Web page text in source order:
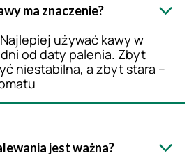
ma znaczenie?
używać kawy w
od daty palenia. Zbyt
niestabilna, a zbyt stara –
jest ważna?